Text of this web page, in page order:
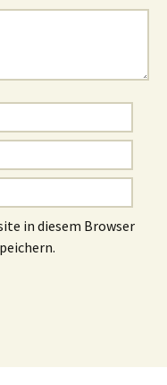
in diesem Browser